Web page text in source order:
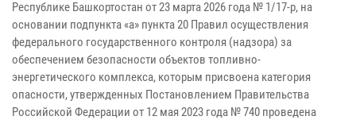
Республике Башкортостан от 23 марта 2026 года № 1/17-р, на
основании подпункта «а» пункта 20 Правил осуществления
федерального государственного контроля (надзора) за
обеспечением безопасности объектов топливно-
энергетического комплекса, которым присвоена категория
опасности, утвержденных Постановлением Правительства
Российской Федерации от 12 мая 2023 года № 740 проведена